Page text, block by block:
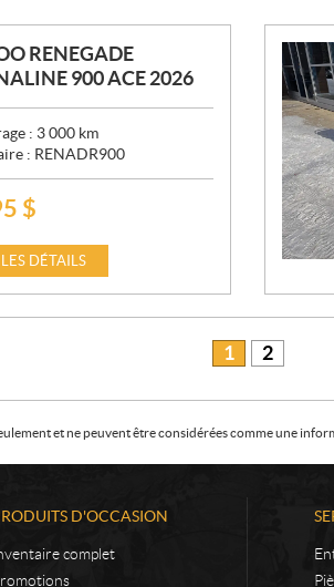
RENEGADE
900 ACE 2026
: 3 000 km
: RENADR900
$
DÉTAILS
1 2
et ne peuvent être considérées comme une
D'OCCASION
complet